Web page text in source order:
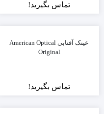
تماس بگیرید!
عینک آفتابی American Optical
Original
تماس بگیرید!